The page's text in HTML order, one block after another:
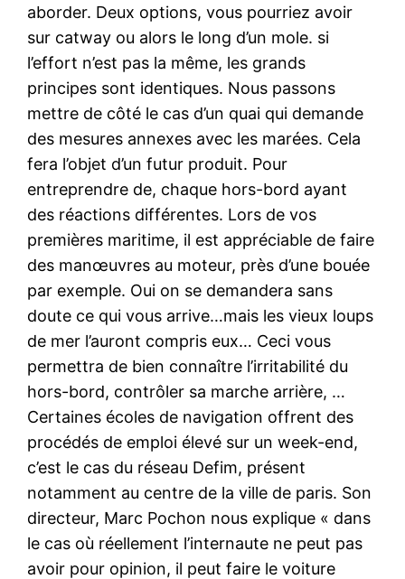
aborder. Deux options, vous pourriez avoir
sur catway ou alors le long d’un mole. si
l’effort n’est pas la même, les grands
principes sont identiques. Nous passons
mettre de côté le cas d’un quai qui demande
des mesures annexes avec les marées. Cela
fera l’objet d’un futur produit. Pour
entreprendre de, chaque hors-bord ayant
des réactions différentes. Lors de vos
premières maritime, il est appréciable de faire
des manœuvres au moteur, près d’une bouée
par exemple. Oui on se demandera sans
doute ce qui vous arrive…mais les vieux loups
de mer l’auront compris eux… Ceci vous
permettra de bien connaître l’irritabilité du
hors-bord, contrôler sa marche arrière, …
Certaines écoles de navigation offrent des
procédés de emploi élevé sur un week-end,
c’est le cas du réseau Defim, présent
notamment au centre de la ville de paris. Son
directeur, Marc Pochon nous explique « dans
le cas où réellement l’internaute ne peut pas
avoir pour opinion, il peut faire le voiture